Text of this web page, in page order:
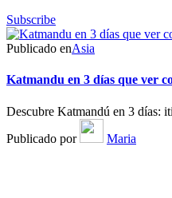
Subscribe
Publicado enAsia
Katmandu en 3 días que ver
Descubre Katmandú en 3 días:
Publicado por
Maria